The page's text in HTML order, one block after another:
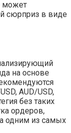
может
сюрприз в виде
на основе
AUD/USD,
без таких
ордеров,
одним из самых